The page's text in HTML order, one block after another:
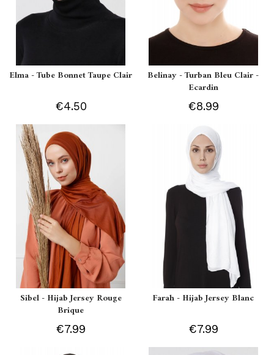
Elma - Tube Bonnet Taupe Clair
€4.50
Belinay - Turban Bleu Clair -
Ecardin
€8.99
Sibel - Hijab Jersey Rouge
Brique
€7.99
Farah - Hijab Jersey Blanc
€7.99